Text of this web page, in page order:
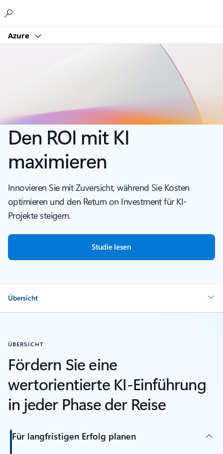
Azure
Den ROI mit KI
maximieren
Innovieren Sie mit Zuversicht, während Sie Kosten
optimieren und den Return on Investment für KI-
Projekte steigern.
Studie lesen
Übersicht
ÜBERSICHT
Fördern Sie eine
wertorientierte KI-Einführung
in jeder Phase der Reise
Für langfristigen Erfolg planen